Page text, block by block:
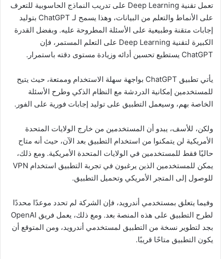
تعمل تقنية Deep Learning على تدريب النماذج الحاسوبية للتعرف
على الأنماط والتعلم من البيانات، وهذا يسمح لـ ChatGPT بتوليد
إجابات متقنة وطبيعية على الأسئلة المطروحة عليه. وبفضل القدرة
الكبيرة لتقنية Deep Learning على التعلم المستمر، فإن
ChatGPT يستطيع تحسين أدائه وزيادة مستوى دقته باستمرار.
يأتي تطبيق ChatGPT بواجهة سهلة الاستخدام وممتعة، حيث يتيح
للمستخدمين إمكانية الدردشة مع النظام الذكي وطرح الأسئلة
الخاصة بهم، وسيعمل التطبيق على توليد إجابات فورية على الفور.
ولكن، للأسف، يبدو أن المستخدمين من خارج الولايات المتحدة
الأمريكية لن يتمكنوا من استخدام التطبيق بعد الآن، حيث أنه متاح
حاليًا فقط للمستخدمين في الولايات المتحدة الأمريكية. ومع ذلك،
يمكن للمستخدمين الذين يرغبون في تجربة التطبيق استخدام VPN
للوصول إلى المتجر الأمريكي وتحميل التطبيق.
وفيما يتعلق بمستخدمي أندرويد، فإن الشركة لم تحدد موعدًا محددًا
لطرح التطبيق على هذه المنصة بعد. ومع ذلك، يعمل فريق OpenAI
بجد لتطوير نسخة من التطبيق لمستخدمي أندرويد، ومن المتوقع أن
يكون التطبيق متاحًا قريبًا.